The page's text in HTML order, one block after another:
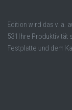
Edition wird das v. a.
531 Ihre Produktivität
Festplatte und dem